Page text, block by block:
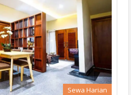
Sewa Harian